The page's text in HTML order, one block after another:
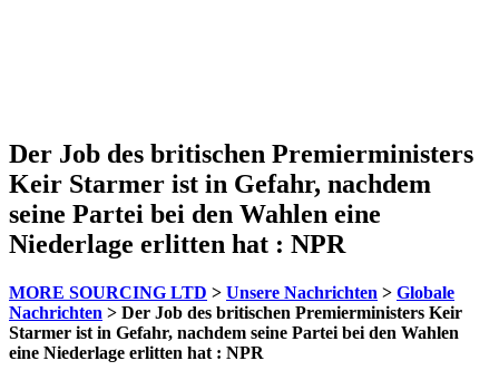
Der Job des britischen Premierministers
Keir Starmer ist in Gefahr, nachdem
seine Partei bei den Wahlen eine
Niederlage erlitten hat : NPR
MORE SOURCING LTD > Unsere Nachrichten > Globale
Nachrichten > Der Job des britischen Premierministers Keir
Starmer ist in Gefahr, nachdem seine Partei bei den Wahlen
eine Niederlage erlitten hat : NPR